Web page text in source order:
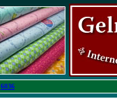
6036